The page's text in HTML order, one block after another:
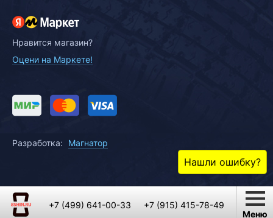
Нравится магазин?
Оцени на Маркете!
Разработка: Магнатор
+7 (499) 641-00-33
+7 (915) 415-78-49
Меню
Нашли ошибку?